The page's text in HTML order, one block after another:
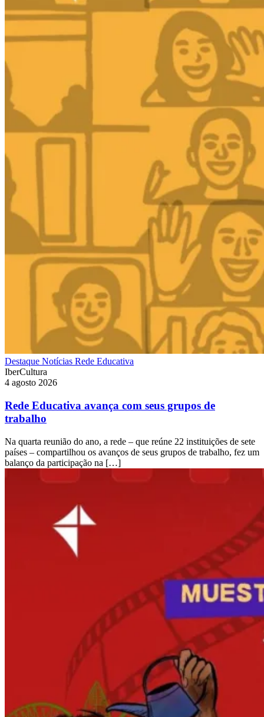
Destaque Notícias Rede Educativa
IberCultura
4 agosto 2026
Rede Educativa avança com seus grupos de
trabalho
Na quarta reunião do ano, a rede – que reúne 22 instituições de sete
países – compartilhou os avanços de seus grupos de trabalho, fez um
balanço da participação na […]